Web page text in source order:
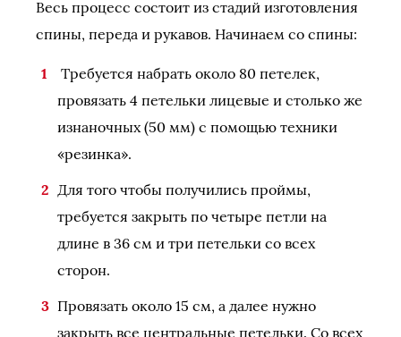
Весь процесс состоит из стадий изготовления
спины, переда и рукавов. Начинаем со спины:
Требуется набрать около 80 петелек,
провязать 4 петельки лицевые и столько же
изнаночных (50 мм) с помощью техники
«резинка».
Для того чтобы получились проймы,
требуется закрыть по четыре петли на
длине в 36 см и три петельки со всех
сторон.
Провязать около 15 см, а далее нужно
закрыть все центральные петельки. Со всех